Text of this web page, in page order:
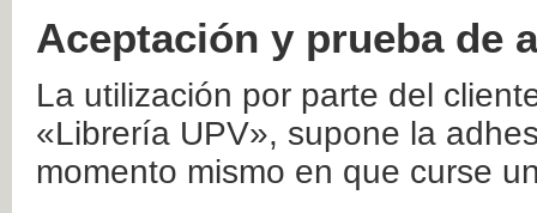
Aceptación y prueba de
La utilización por parte del
«Librería UPV», supone la
momento mismo en que curse